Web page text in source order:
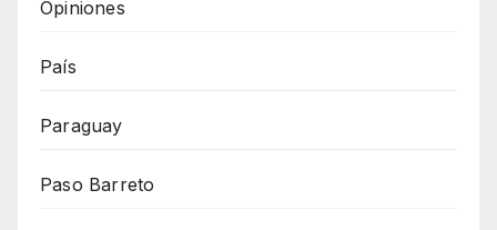
Opiniones
País
Paraguay
Paso Barreto